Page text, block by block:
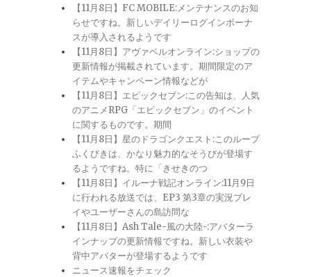
【11月8日】FC MOBILE:メンテナンスのお知
らせですね。新しいデイリーログインボーナ
スが導入されるようです
【11月8日】アヴァベルオンライン:ショップの
更新情報が掲載されています。期間限定のア
イテムやキャンペーン情報などが
【11月8日】エピックセブン:この告知は、人気
のアニメRPG「エピックセブン」のイベント
に関するものです。期間
【11月8日】星のドラゴンクエスト:このループ
ふくびきは、かなり魅力的なそうびが登場す
るようですね。特に「きせきのつ
【11月8日】イルーナ戦記オンライン:11月9日
に行われる放送では、EP3 第3章の実況プレ
イやユーザーさんの島訪問な
【11月8日】Ash Tale-風の大陸-:アバターラ
インナップの更新情報ですね。新しい衣装や
背中アバターが登場するようです
ニュース速報をチェック